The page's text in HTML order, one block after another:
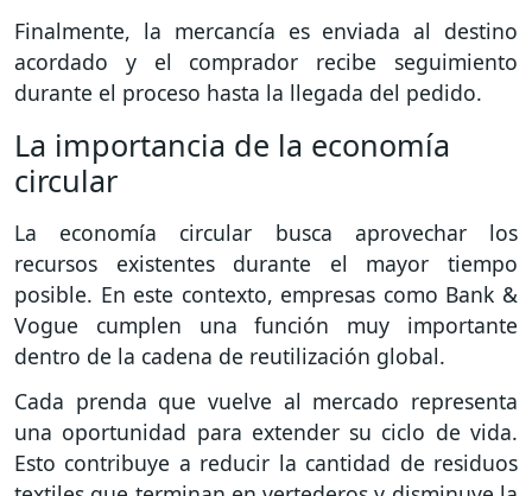
Finalmente, la mercancía es enviada al destino
acordado y el comprador recibe seguimiento
durante el proceso hasta la llegada del pedido.
La importancia de la economía
circular
La economía circular busca aprovechar los
recursos existentes durante el mayor tiempo
posible. En este contexto, empresas como Bank &
Vogue cumplen una función muy importante
dentro de la cadena de reutilización global.
Cada prenda que vuelve al mercado representa
una oportunidad para extender su ciclo de vida.
Esto contribuye a reducir la cantidad de residuos